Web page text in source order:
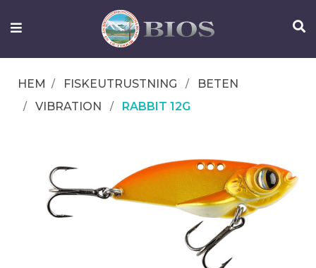
FISKEUTRUSTNING
OM
IFISH
HEM FISKEUTRUSTNING
BETEN
VIBRATION
RABBIT 12G